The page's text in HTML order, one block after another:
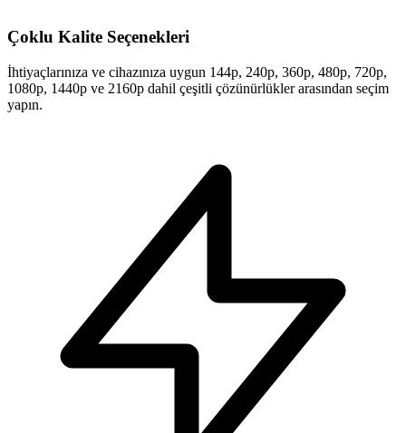
Çoklu Kalite Seçenekleri
İhtiyaçlarınıza ve cihazınıza uygun 144p, 240p, 360p, 480p, 720p,
1080p, 1440p ve 2160p dahil çeşitli çözünürlükler arasından seçim
yapın.